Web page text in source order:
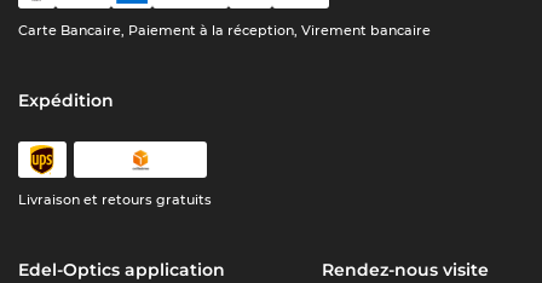
Carte Bancaire, Paiement à la réception, Virement bancaire
Expédition
Livraison et retours gratuits
Edel-Optics application Rendez-nous visite